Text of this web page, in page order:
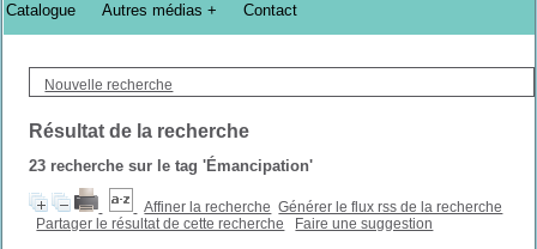
Nouvelle recherche
Résultat de la recherche
23 recherche sur le tag'Émancipation'
Affiner la recherche Générer le flux rss de la recherche
Partager le résultat de cette recherche
Faire une suggestion
Catalogue Autres médias Contact